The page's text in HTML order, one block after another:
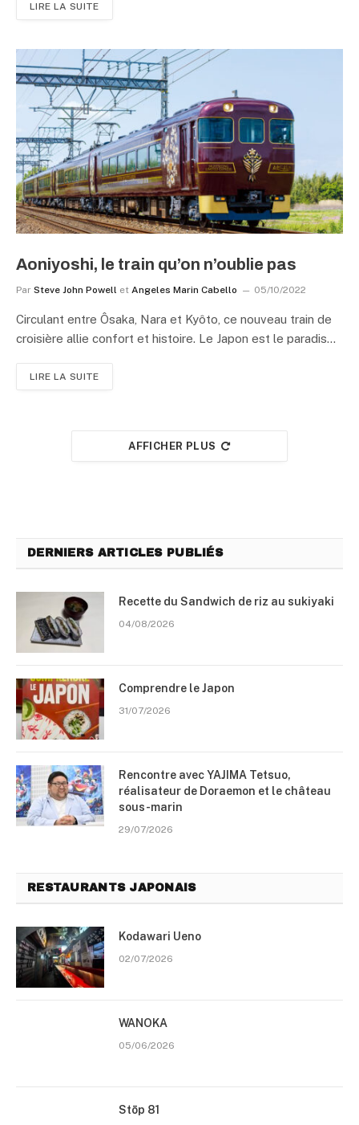
LIRE LA SUITE
Aoniyoshi, le train qu’on n’oublie pas
Par Steve John Powell et Angeles Marin Cabello 05/10/2022
Circulant entre Ôsaka, Nara et Kyôto, ce nouveau train de
croisière allie confort et histoire. Le Japon est le paradis…
LIRE LA SUITE
AFFICHER PLUS
DERNIERS ARTICLES PUBLIÉS
Recette du Sandwich de riz au sukiyaki
04/08/2026
Comprendre le Japon
31/07/2026
Rencontre avec YAJIMA Tetsuo,
réalisateur de Doraemon et le château
sous-marin
29/07/2026
RESTAURANTS JAPONAIS
Kodawari Ueno
02/07/2026
WANOKA
05/06/2026
Stōp 81